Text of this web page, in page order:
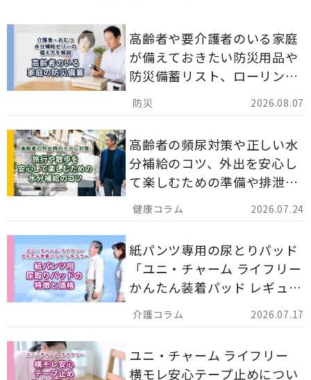
2026.08.07
高齢者や要介護者のいる家庭
が備えておきたい防災用品や
防災備蓄リスト、ローリング
ストックのポイントについて
解説します。
2026.07.24
高齢者の頻尿対策や正しい水
分補給のコツ、外出を安心し
て楽しむための準備や排泄ケ
ア用品の選び方を解説しま
す。
2026.07.17
紙パンツ専用の尿とりパッド
「ユニ・チャーム ライフリー
かんたん装着パッド レギュラ
ー 計162枚」について解説し
ます。
ユニ・チャーム ライフリー
横モレ安心テープ止めについ